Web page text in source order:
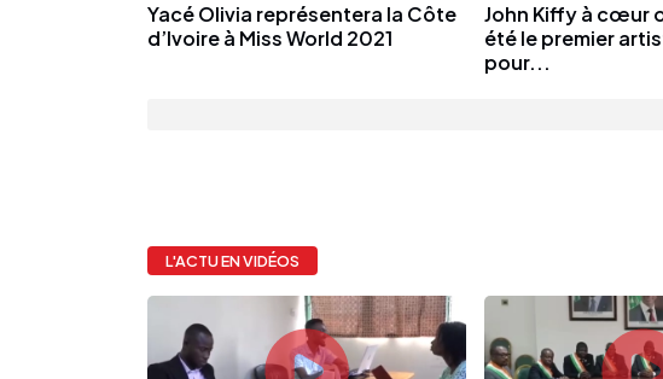
Yacé Olivia représentera la Côte
d’Ivoire à Miss World 2021
John Kiffy à cœur
été le premier
pour...
L'ACTU EN VIDÉOS